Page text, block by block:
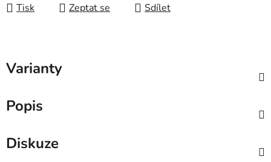
Tisk
Zeptat se Sdílet
Varianty
Popis
Diskuze